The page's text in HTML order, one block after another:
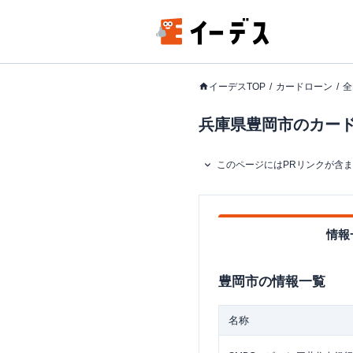
イーデスTOP カードローン
兵庫県豊岡市のカー
このページにはPRリンクが含
情報
豊岡市の情報一覧
名称